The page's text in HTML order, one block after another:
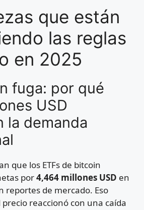
que están
las reglas
en 2025
fuga: por qué
USD
la demanda
que los ETFs de bitcoin
por4,464 millones USD en
reportes de mercado. Eso
reaccionó con una caída